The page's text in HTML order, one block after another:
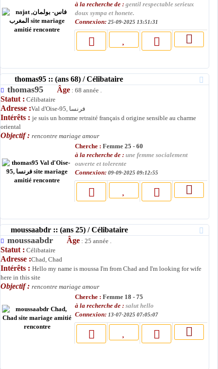
à la recherche de : gentil respectable serieux
doux sympa et honete.
Connexion: 25-09-2025 13:51:31
thomas95 :: (ans 68) / Célibataire
thomas95 Âge : 68 année .
Statut : Célibataire
Adresse : Val d'Oise-95, فرنسا
Intérêts : je suis un homme retraité français d origine sensible au charme
oriental
Objectif : rencontre mariage amour
Cherche : Femme 25 - 60
à la recherche de : une femme socialement
ouverte et tolerente
Connexion: 09-09-2025 09:12:55
moussaabdr :: (ans 25) / Célibataire
moussaabdr Âge : 25 année .
Statut : Célibataire
Adresse :Chad, Chad
Intérêts : Hello my name is moussa I'm from Chad and I'm looking for wife
here in this site
Objectif : rencontre mariage amour
Cherche : Femme 18 - 75
à la recherche de : salut hello
Connexion: 13-07-2025 07:05:07